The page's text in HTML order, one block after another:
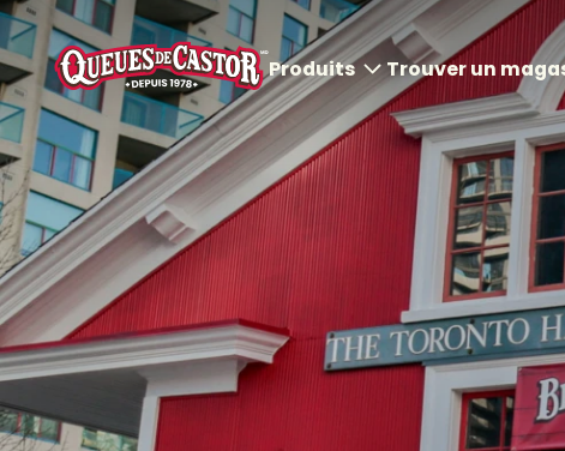
Produits
Tous les produits
Pâtisseries Queues de
Castor
DogCastor et Poutines
Boissons froides
Boissons chaudes
Trouver un